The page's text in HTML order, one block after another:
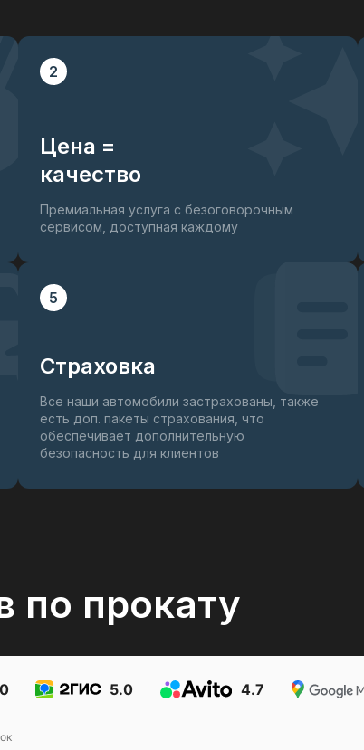
2
Цена =
качество
Премиальная услуга с безоговорочным
сервисом, доступная каждому
5
Страховка
Все наши автомобили застрахованы, также
есть доп. пакеты страхования, что
обеспечивает дополнительную
безопасность для клиентов
по прокату
5.0 4.7